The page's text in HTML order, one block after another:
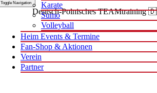
Toggle Navigation
Karate
Sumo
Volleyball
Heim Events & Termine
Fan-Shop & Aktionen
Verein
Partner
Deutsch-Polnisches